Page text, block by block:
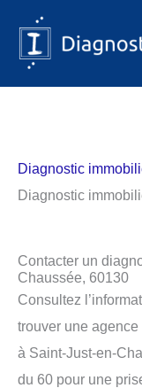
contenu
Diagnostic
Diagnostic
Contacter un
Chaussée, 60130
Consultez
trouver une
à Saint-Just-en-
du 60 pour une